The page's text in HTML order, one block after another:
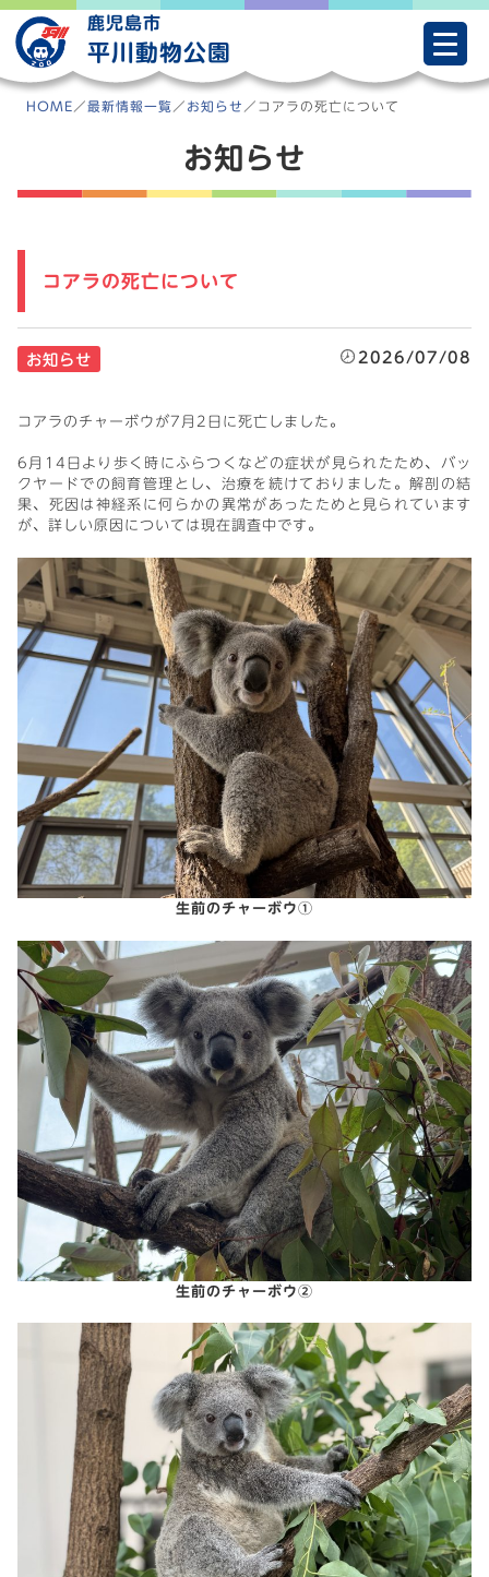
Skip
to
content
鹿児島市
平川動物公園
HOME ／最新情報一覧 ／ お知らせ ／ コアラの死亡について
お知らせ
コアラの死亡について
お知らせ 2026/07/08
コアラのチャーボウが7月2日に死亡しました。
6月14日より歩く時にふらつくなどの症状が見られたため、バッ
クヤードでの飼育管理とし、治療を続けておりました。解剖の結
果、死因は神経系に何らかの異常があったためと見られています
が、詳しい原因については現在調査中です。
生前のチャーボウ①
生前のチャーボウ②